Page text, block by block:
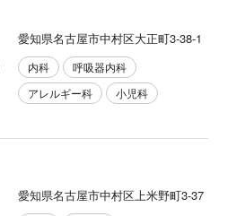
愛知県名古屋市中村区大正町3-38-1
内科
呼吸器内科
アレルギー科
小児科
愛知県名古屋市中村区上米野町3-37